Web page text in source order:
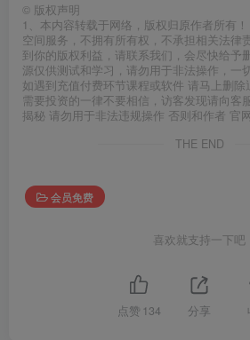
© 版权声明
1、本内容转载于网络，版权归原作者所有
空间服务，不拥有所有权，不承担相关法律
到你的版权利益，请联系我们，会尽快给予
源仅供测试和学习，请勿用于非法操作，一
如遇到充值付费环节课程或软件 请马上删
需要投资的一律不要相信，访客发现请向客
揭秘 请勿用于非法违规操作 否则和作者 官
THE END
会员免费
喜欢就支持一下吧
点赞 134 分享